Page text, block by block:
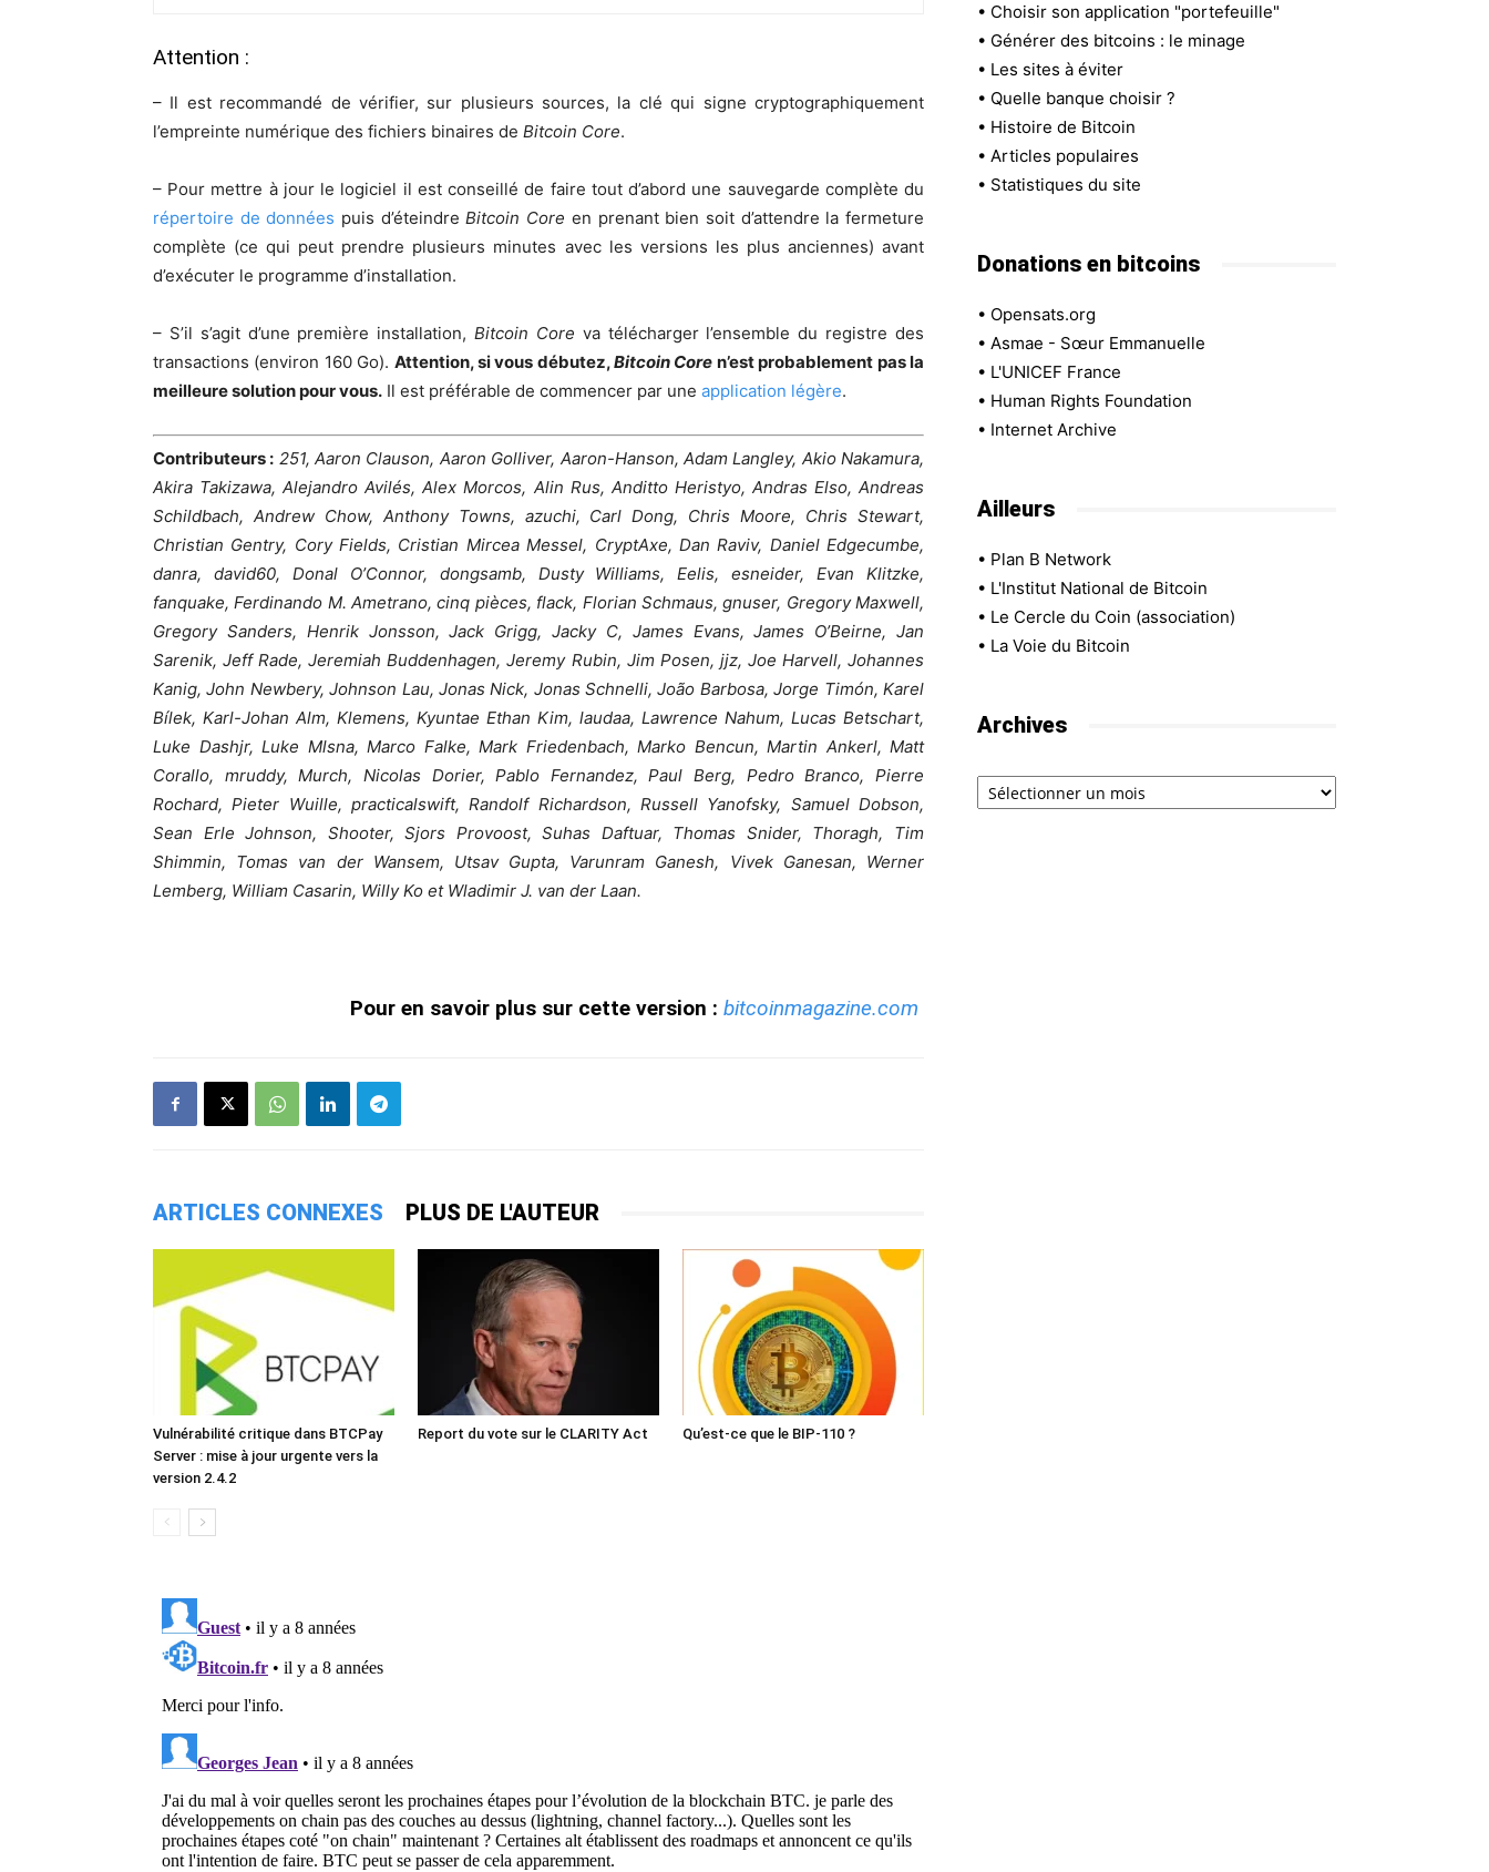
Attention :
– Il est recommandé de vérifier, sur plusieurs sources, la clé qui signe cryptographiquement
l’empreinte numérique des fichiers binaires de Bitcoin Core.
– Pour mettre à jour le logiciel il est conseillé de faire tout d’abord une sauvegarde complète du
répertoire de données puis d’éteindreBitcoin Core en prenant bien soit d’attendre la fermeture
complète (ce qui peut prendre plusieurs minutes avec les versions les plus anciennes) avant
d’exécuter le programme d’installation.
– S’il s’agit d’une première installation,Bitcoin Core va télécharger l’ensemble du registre des
transactions (environ 160 Go). Attention, si vous débutez,Bitcoin Core n’est probablement pas la
meilleure solution pour vous. Il est préférable de commencer par une application légère.
Contributeurs : 251, Aaron Clauson, Aaron Golliver, Aaron-Hanson, Adam Langley, Akio Nakamura,
Akira Takizawa, Alejandro Avilés, Alex Morcos, Alin Rus, Anditto Heristyo, Andras Elso, Andreas
Schildbach, Andrew Chow, Anthony Towns, azuchi, Carl Dong, Chris Moore, Chris Stewart,
Christian Gentry, Cory Fields, Cristian Mircea Messel, CryptAxe, Dan Raviv, Daniel Edgecumbe,
danra, david60, Donal O’Connor, dongsamb, Dusty Williams, Eelis, esneider, Evan Klitzke,
fanquake, Ferdinando M. Ametrano, cinq pièces, flack, Florian Schmaus, gnuser, Gregory Maxwell,
Gregory Sanders, Henrik Jonsson, Jack Grigg, Jacky C, James Evans, James O’Beirne, Jan
Sarenik, Jeff Rade, Jeremiah Buddenhagen, Jeremy Rubin, Jim Posen, jjz, Joe Harvell, Johannes
Kanig, John Newbery, Johnson Lau, Jonas Nick, Jonas Schnelli, João Barbosa, Jorge Timón, Karel
Bílek, Karl-Johan Alm, Klemens, Kyuntae Ethan Kim, laudaa, Lawrence Nahum, Lucas Betschart,
Luke Dashjr, Luke Mlsna, Marco Falke, Mark Friedenbach, Marko Bencun, Martin Ankerl, Matt
Corallo, mruddy, Murch, Nicolas Dorier, Pablo Fernandez, Paul Berg, Pedro Branco, Pierre
Rochard, Pieter Wuille, practicalswift, Randolf Richardson, Russell Yanofsky, Samuel Dobson,
Sean Erle Johnson, Shooter, Sjors Provoost, Suhas Daftuar, Thomas Snider, Thoragh, Tim
Shimmin, Tomas van der Wansem, Utsav Gupta, Varunram Ganesh, Vivek Ganesan, Werner
Lemberg, William Casarin, Willy Ko et Wladimir J. van der Laan.
Pour en savoir plus sur cette version : bitcoinmagazine.com
ARTICLES CONNEXES PLUS DE L'AUTEUR
Vulnérabilité critique dans BTCPay
Server : mise à jour urgente vers la
version 2.4.2
Report du vote sur le CLARITY Act Qu’est-ce que le BIP-110 ?
• Choisir son application "portefeuille"
• Générer des bitcoins : le minage
• Les sites à éviter
• Quelle banque choisir ?
• Histoire de Bitcoin
• Articles populaires
• Statistiques du site
Donations en bitcoins
• Opensats.org
• Asmae - Sœur Emmanuelle
• L'UNICEF France
• Human Rights Foundation
• Internet Archive
Ailleurs
• Plan B Network
• L'Institut National de Bitcoin
• Le Cercle du Coin (association)
• La Voie du Bitcoin
Archives
Archives